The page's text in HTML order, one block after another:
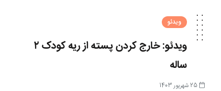
ویدئو
ویدئو: خارج کردن پسته از ریه کودک ۲
ساله
25 شهریور 1403